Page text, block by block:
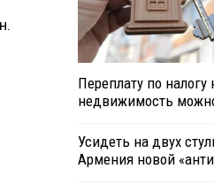
Переплату по налогу
недвижимость
Усидеть на двух
Армения новой